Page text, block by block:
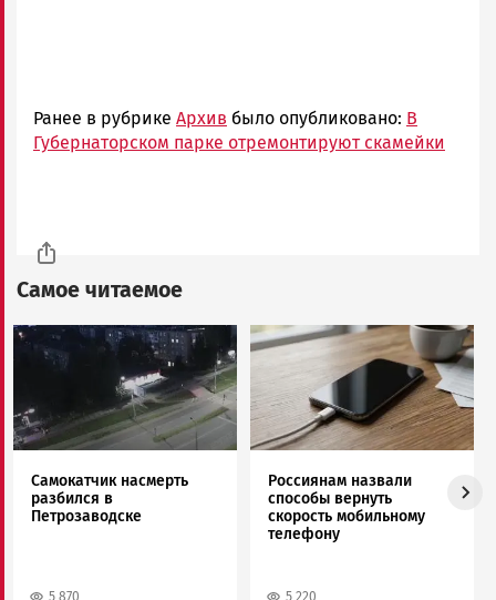
Ранее в рубрике Архив было опубликовано: В
Губернаторском парке отремонтируют скамейки
Самое читаемое
Image
Самокатчик насмерть
разбился в
Петрозаводске
5 870
Image
Россиянам назвали
способы вернуть
скорость мобильному
телефону
5 220